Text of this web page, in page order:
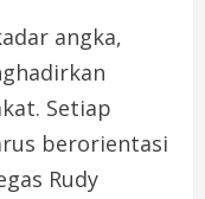
angka,
Setiap
berorientasi
Rudy